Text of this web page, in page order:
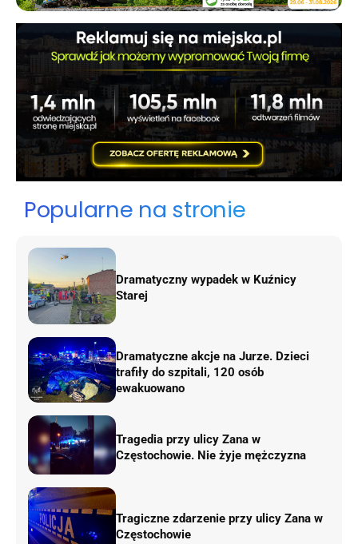
Popularne na stronie
Dramatyczny wypadek w Kuźnicy
Starej
Dramatyczne akcje na Jurze. Dzieci
trafiły do szpitali, 120 osób
ewakuowano
Tragedia przy ulicy Zana w
Częstochowie. Nie żyje mężczyzna
Tragiczne zdarzenie przy ulicy Zana w
Częstochowie